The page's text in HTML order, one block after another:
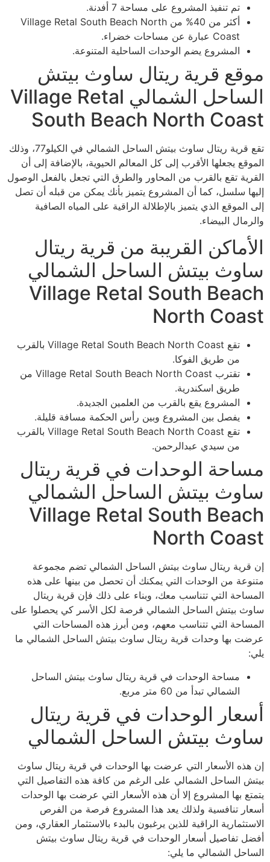
تم تنفيذ المشروع على مساحة 7 أفدنة.
أكثر من 40% من Village Retal South Beach North
Coast عبارة عن مساحات خضراء.
المشروع يضم الوحدات الساحلية المتنوعة.
موقع قرية ريتال ساوث بيتش
الساحل الشمالي Village Retal
South Beach North Coast
تقع قرية ريتال ساوث بيتش الساحل الشمالي في الكيلو77، وذلك
الموقع يجعلها الأقرب إلى كل المعالم الحيوية، بالإضافة إلى أن
القرية تقع بالقرب من المحاور والطرق التي تجعل بالفعل الوصول
إليها سلسل، كما أن المشروع يتميز بأنك يمكن من قبله أن تصل
إلى الموقع الذي يتميز بالإطلالة الراقية على المياه الصافية
والرمال البيضاء.
الأماكن القريبة من قرية ريتال
ساوث بيتش الساحل الشمالي
Village Retal South Beach
North Coast
تقع Village Retal South Beach North Coast بالقرب
من طريق الفوكا.
تقترب Village Retal South Beach North Coast من
طريق اسكندرية.
المشروع يقع بالقرب من العلمين الجديدة.
يفصل بين المشروع وبين رأس الحكمة مسافة قليلة.
تقع Village Retal South Beach North Coast بالقرب
من سيدي عبدالرحمن.
مساحة الوحدات في قرية ريتال
ساوث بيتش الساحل الشمالي
Village Retal South Beach
North Coast
إن قرية ريتال ساوث بيتش الساحل الشمالي تضم مجموعة
متنوعة من الوحدات التي يمكنك أن تحصل من بينها على هذه
المساحة التي تتناسب معك، وبناء على ذلك فإن قرية ريتال
ساوث بيتش الساحل الشمالي فرصة لكل الأسر كي يحصلوا على
المساحة التي تتناسب معهم، ومن أبرز هذه المساحات التي
عرضت بها وحدات قرية ريتال ساوث بيتش الساحل الشمالي ما
يلي:
مساحة الوحدات في قرية ريتال ساوث بيتش الساحل
الشمالي تبدأ من 60 متر مربع.
أسعار الوحدات في قرية ريتال
ساوث بيتش الساحل الشمالي
إن هذه الأسعار التي عرضت بها الوحدات في قرية ريتال ساوث
بيتش الساحل الشمالي على الرغم من كافة هذه التفاصيل التي
يتمتع بها المشروع إلا أن هذه الأسعار التي عرضت بها الوحدات
أسعار تنافسية ولذلك يعد هذا المشروع فرصة من الفرص
الاستثمارية الراقية للذين يرغبون بالبدء بالاستثمار العقاري، ومن
أفضل تفاصيل أسعار الوحدات في قرية ريتال ساوث بيتش
الساحل الشمالي ما يلي: